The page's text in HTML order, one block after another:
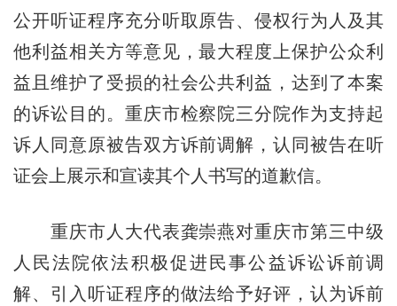
公开听证程序充分听取原告、侵权行为人及其
他利益相关方等意见，最大程度上保护公众利
益且维护了受损的社会公共利益，达到了本案
的诉讼目的。重庆市检察院三分院作为支持起
诉人同意原被告双方诉前调解，认同被告在听
证会上展示和宣读其个人书写的道歉信。
重庆市人大代表龚崇燕对重庆市第三中级
人民法院依法积极促进民事公益诉讼诉前调
解、引入听证程序的做法给予好评，认为诉前